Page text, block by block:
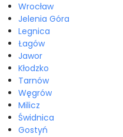
Wrocław
Jelenia Góra
Legnica
Łagów
Jawor
Kłodzko
Tarnów
Węgrów
Milicz
Świdnica
Gostyń